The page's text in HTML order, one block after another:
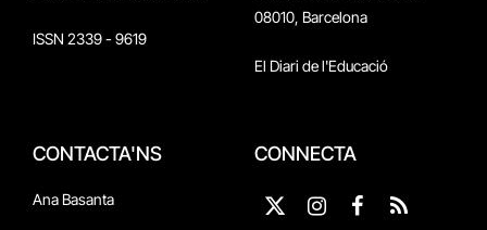
ISSN 2339 - 9619
08010, Barcelona
El Diari de l'Educació
CONTACTA'NS
Ana Basanta
CONNECTA
X
Instagram
Facebook
RSS